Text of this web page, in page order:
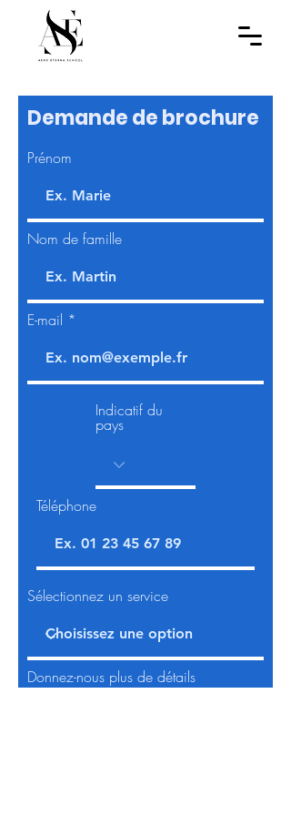
Demande de brochure
Prénom
Nom de famille
E-mail
Indicatif du
pays
Téléphone
Sélectionnez un service
Donnez-nous plus de détails